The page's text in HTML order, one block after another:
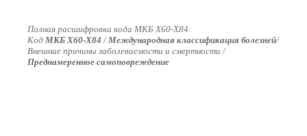
Полная расшифровка кода МКБ X60-X84:
Код МКБ X60-X84 /Международная классификация болезней/
Внешние причины заболеваемости и смертности /
Преднамеренное самоповреждение